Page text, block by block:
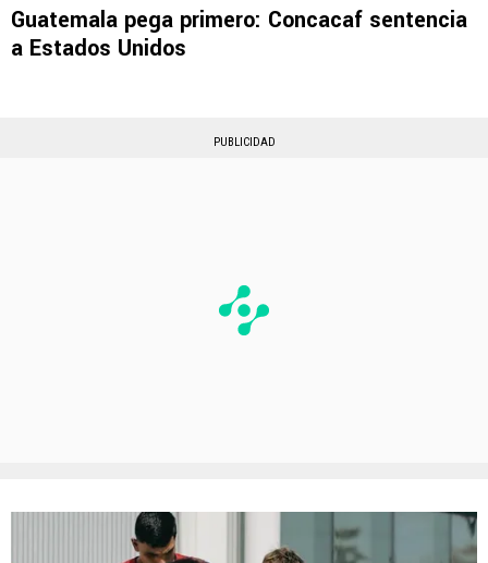
Guatemala pega primero: Concacaf sentencia
a Estados Unidos
PUBLICIDAD